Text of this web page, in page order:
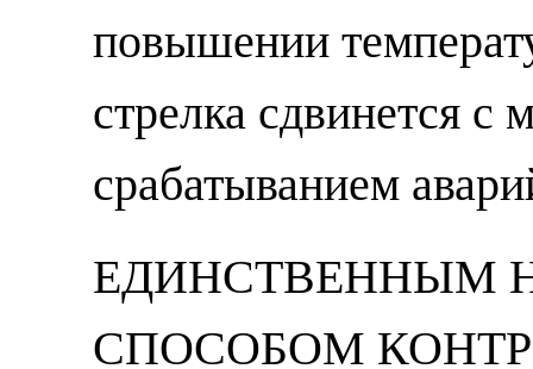
повышении
стрелка сдвинется с
срабатыванием
ЕДИНСТВЕННЫМ
СПОСОБОМ